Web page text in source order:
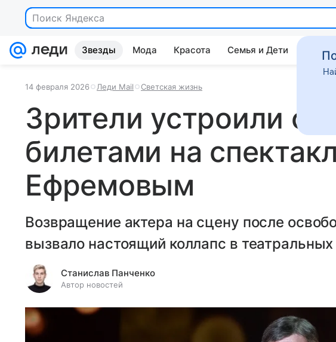
Поиск Яндекса
Звезды Мода Красота Семья и Дети Дом
14 февраля 2026 Леди Mail Светская жизнь
Зрители устроили
билетами на
Ефремовым
Возвращение актера на сцену после
вызвало настоящий коллапс в театральных
Станислав Панченко
Автор новостей